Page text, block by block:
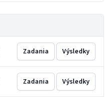
Zadania Výsledky
Zadania Výsledky